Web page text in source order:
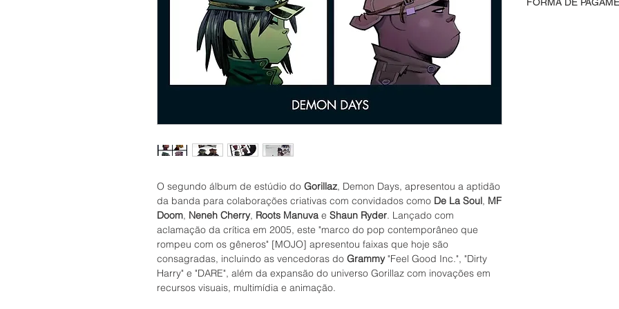
O segundo álbum de estúdio do Gorillaz, Demon Days, apresentou a aptidão
da banda para colaborações criativas com convidados como De La Soul, MF
Doom, Neneh Cherry, Roots Manuva e Shaun Ryder. Lançado com
aclamação da crítica em 2005, este "marco do pop contemporâneo que
rompeu com os gêneros" [MOJO] apresentou faixas que hoje são
consagradas, incluindo as vencedoras do Grammy"Feel Good Inc.", "Dirty
Harry" e "DARE", além da expansão do universo Gorillaz com inovações em
recursos visuais, multimídia e animação.
integridade de